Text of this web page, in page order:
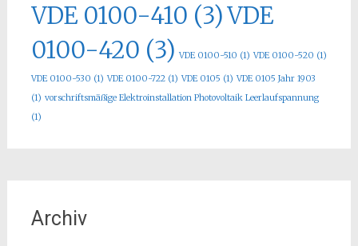
VDE 0100-410 (3)VDE
0100-420 (3) VDE 0100-510 (1) VDE 0100-520 (1)
VDE 0100-530 (1) VDE 0100-722(1) VDE 0105 (1) VDE 0105 Jahr 1903
(1) vorschriftsmäßige Elektroinstallation Photovoltaik Leerlaufspannung
(1)
Archiv